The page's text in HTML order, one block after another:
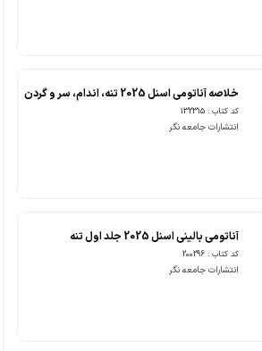
خلاصه آناتومی اسنل 2025 تنه، اندام، سر و گردن
کد کتاب : 132315
انتشارات جامعه نگر
آناتومی بالینی اسنل 2025 جلد اول تنه
کد کتاب : 200296
انتشارات جامعه نگر